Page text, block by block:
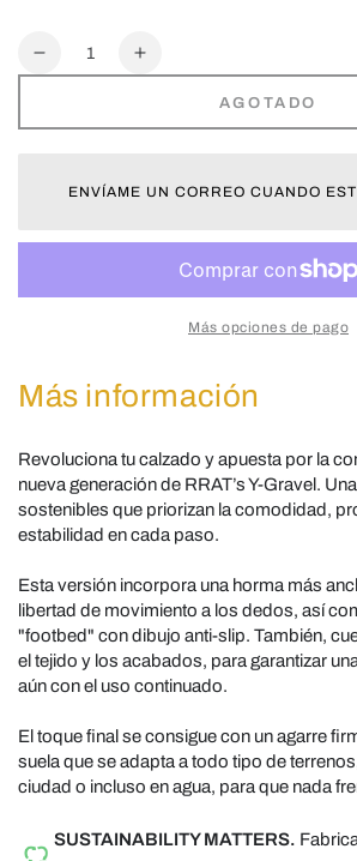
Cantidad
Reducir
Endurance
Sandalias
Aumentar
Endurance
Sandalias
Montaña
AGOTADO
ENVÍAME UN CORREO CUANDO
Más opciones de pago
Más información
Revoluciona tu calzado y apuesta por la
nueva generación de RRAT’s Y-Gravel.
sostenibles que priorizan la comodidad,
estabilidad en cada paso.
Esta versión incorpora una horma más
libertad de movimiento a los dedos, así
"footbed" con dibujo anti-slip. También,
el tejido y los acabados, para garantizar
aún con el uso continuado.
El toque final se consigue con un agarre
suela que se adapta a todo tipo de
ciudad o incluso en agua, para que nada
SUSTAINABILITY MATTERS.